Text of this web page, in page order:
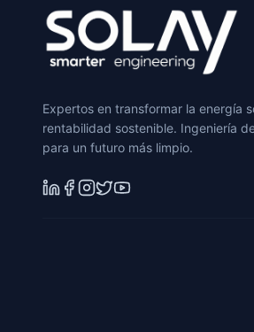
Expertos en transformar la energía
rentabilidad sostenible. Ingeniería
para un futuro más limpio.